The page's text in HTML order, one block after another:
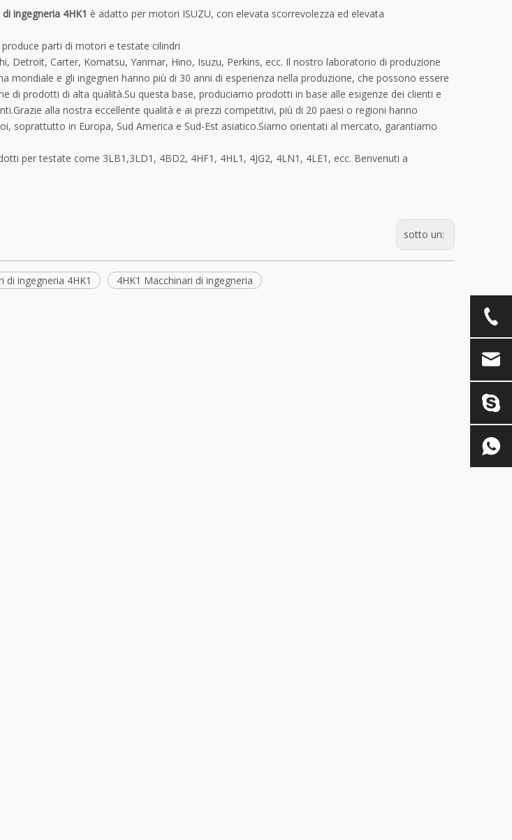
ingegneria 4HK1 è adatto per motori ISUZU, con elevata scorrevolezza ed elevata
parti di motori e testate cilindri
Detroit, Carter, Komatsu, Yanmar, Hino, Isuzu, Perkins, ecc. Il nostro laboratorio di produzione
mondiale e gli ingegneri hanno più di 30 anni di esperienza nella produzione, che possono essere
di prodotti di alta qualità.Su questa base, produciamo prodotti in base alle esigenze dei clienti e
alla nostra eccellente qualità e ai prezzi competitivi, più di 20 paesi o regioni hanno
soprattutto in Europa, Sud America e Sud-Est asiatico.Siamo orientati al mercato, garantiamo
per testate come 3LB1,3LD1, 4BD2, 4HF1, 4HL1, 4JG2, 4LN1, 4LE1, ecc. Benvenuti a
sotto un:
di ingegneria 4HK1 4HK1 Macchinari di ingegneria